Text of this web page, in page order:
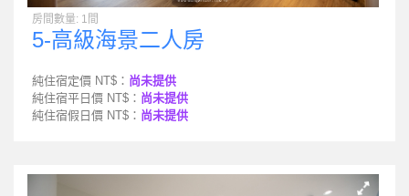
房間數量: 1間
5-高級海景二人房
純住宿定價 NT$： 尚未提供
純住宿平日價 NT$： 尚未提供
純住宿假日價 NT$： 尚未提供